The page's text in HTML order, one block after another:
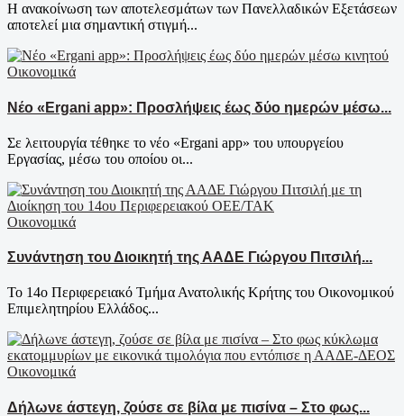
Η ανακοίνωση των αποτελεσμάτων των Πανελλαδικών Εξετάσεων
αποτελεί μια σημαντική στιγμή...
Οικονομικά
Νέο «Ergani app»: Προσλήψεις έως δύο ημερών μέσω...
Σε λειτουργία τέθηκε το νέο «Ergani app» του υπουργείου
Εργασίας, μέσω του οποίου οι...
Οικονομικά
Συνάντηση του Διοικητή της ΑΑΔΕ Γιώργου Πιτσιλή...
Το 14ο Περιφερειακό Τμήμα Ανατολικής Κρήτης του Οικονομικού
Επιμελητηρίου Ελλάδος...
Οικονομικά
Δήλωνε άστεγη, ζούσε σε βίλα με πισίνα – Στο φως...